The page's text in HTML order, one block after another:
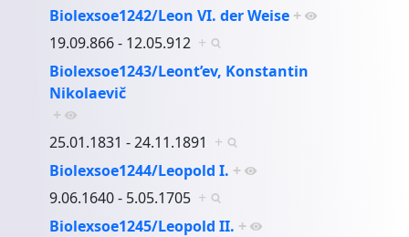
Biolexsoe1242/Leon VI. der Weise +
19.09.866 - 12.05.912 +
Biolexsoe1243/Leont’ev, Konstantin
Nikolaevič
+
25.01.1831 - 24.11.1891 +
Biolexsoe1244/Leopold I. +
9.06.1640 - 5.05.1705 +
Biolexsoe1245/Leopold II. +